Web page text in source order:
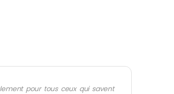
pour tous ceux qui savent